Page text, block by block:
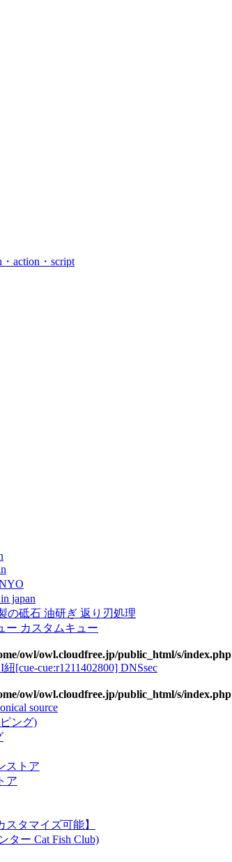
action・script
japan
の砥石 油研ぎ 返り刃処理
ー カスタムキュー
owl/owl.cloudfree.jp/public_html/s/index.php
[cue-cue:r1211402800] DNSsec
owl/owl.cloudfree.jp/public_html/s/index.php
source
ング)
ストア
ア
タマイズ可能】
ター Cat Fish Club)